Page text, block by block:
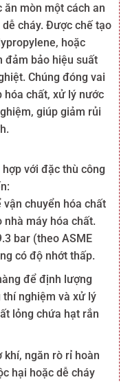
ăn mòn một cách an
cháy. Được chế tạo
hoặc
đảm bảo hiệu suất
Chúng đóng vai
hóa chất, xử lý nước
giúp giảm rủi
với đặc thù công
chuyển hóa chất
máy hóa chất.
bar (theo ASME
có độ nhớt thấp.
để định lượng
thí nghiệm và xử lý
lỏng chứa hạt rắn
khí, ngăn rò rỉ hoàn
hại hoặc dễ cháy